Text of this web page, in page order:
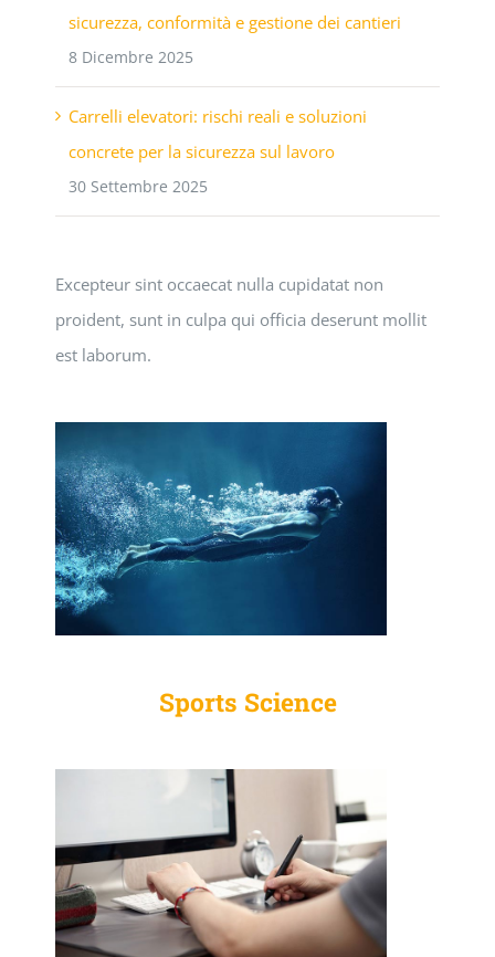
sicurezza, conformità e gestione dei cantieri
8 Dicembre 2025
Carrelli elevatori: rischi reali e soluzioni
concrete per la sicurezza sul lavoro
30 Settembre 2025
Excepteur sint occaecat nulla cupidatat non
proident, sunt in culpa qui officia deserunt mollit
est laborum.
Sports Science